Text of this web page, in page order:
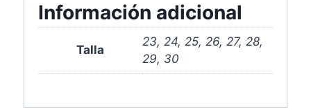
Información adicional
Talla
23, 24, 25, 26, 27, 28,
29, 30